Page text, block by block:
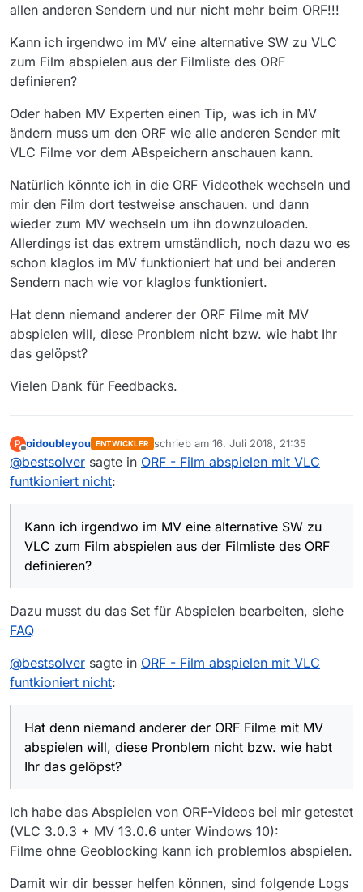
allen anderen Sendern und nur nicht mehr beim ORF!!!
Kann ich irgendwo im MV eine alternative SW zu VLC
zum Film abspielen aus der Filmliste des ORF
definieren?
Oder haben MV Experten einen Tip, was ich in MV
ändern muss um den ORF wie alle anderen Sender mit
VLC Filme vor dem ABspeichern anschauen kann.
Natürlich könnte ich in die ORF Videothek wechseln und
mir den Film dort testweise anschauen. und dann
wieder zum MV wechseln um ihn downzuloaden.
Allerdings ist das extrem umständlich, noch dazu wo es
schon klaglos im MV funktioniert hat und bei anderen
Sendern nach wie vor klaglos funktioniert.
Hat denn niemand anderer der ORF Filme mit MV
abspielen will, diese Pronblem nicht bzw. wie habt Ihr
das gelöpst?
Vielen Dank für Feedbacks.
P
Offline
pidoubleyou ENTWICKLER schrieb am 16. Juli 2018, 21:35
zuletzt editiert von
@bestsolver sagte in ORF - Film abspielen mit VLC
funtkioniert nicht:
Kann ich irgendwo im MV eine alternative SW zu
VLC zum Film abspielen aus der Filmliste des ORF
definieren?
Dazu musst du das Set für Abspielen bearbeiten, siehe
FAQ
@bestsolver sagte in ORF - Film abspielen mit VLC
funtkioniert nicht:
Hat denn niemand anderer der ORF Filme mit MV
abspielen will, diese Pronblem nicht bzw. wie habt
Ihr das gelöpst?
Ich habe das Abspielen von ORF-Videos bei mir getestet
(VLC 3.0.3 + MV 13.0.6 unter Windows 10):
Filme ohne Geoblocking kann ich problemlos abspielen.
Damit wir dir besser helfen können, sind folgende Logs